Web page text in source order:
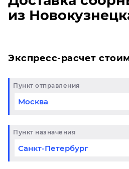
из
Экспресс-расчет
Пункт отправления
Пункт назначения